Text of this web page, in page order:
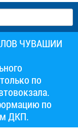
ЧУВАШИИ
по
по
ДКП.